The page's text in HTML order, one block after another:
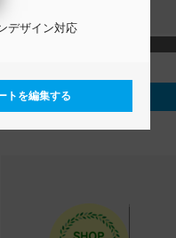
テンプレートを選択する
デザイン対応
トを編集する